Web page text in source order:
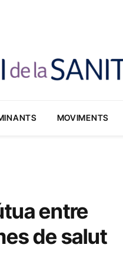
MOVIMENTS
entre
de salut